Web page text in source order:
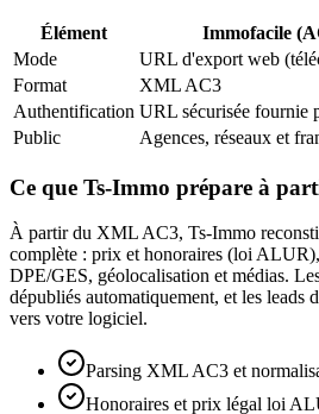
Élément
Immofacile
Mode
URL d'export web
Format
XML AC3
Authentification URL sécurisée fournie
Public
Agences, réseaux et
Ce que Ts-Immo prépare à
À partir du XML AC3, Ts-Immo
complète : prix et honoraires (loi
DPE/GES, géolocalisation et médias.
dépubliés automatiquement, et les leads
vers votre logiciel.
Parsing XML AC3 et
Honoraires et prix légal loi